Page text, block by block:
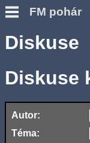
FM pohár
Diskuse
Diskuse
Autor:
Téma: